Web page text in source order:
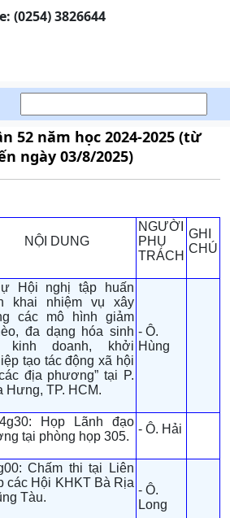
(0254) 3826644
52 năm học 2024-2025 (từ
ngày 03/8/2025)
NỘI DUNG
NGƯỜI
PHỤ
TRÁCH
GHI
CHÚ
Hội nghị tập huấn
khai nhiệm vụ xây
các mô hình giảm
đa dạng hóa sinh
kinh doanh, khởi
tạo tác động xã hội
địa phương” tại P.
Hưng, TP. HCM.
- Ô.
Hùng
Họp Lãnh đạo
tại phòng họp 305.
- Ô. Hải
Chấm thi tại Liên
các Hội KHKT Bà Rịa
Tàu.
- Ô.
Long